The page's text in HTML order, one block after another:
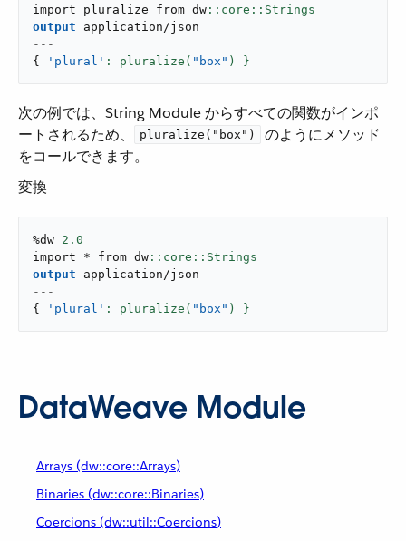
import pluralize from dw
output
application/json
---
{
'plural' : pluralize( "box" ) }
次の例では、String Module からすべての関数がインポ
ートされるため、​
pluralize("box")
​ のようにメソッド
をコールできます。
変換
%dw 2.0
import * from dw
output
application/json
---
{
'plural' : pluralize( "box" ) }
DataWeave Module
Arrays (dw::core::Arrays)
Binaries (dw::core::Binaries)
Coercions (dw::util::Coercions)